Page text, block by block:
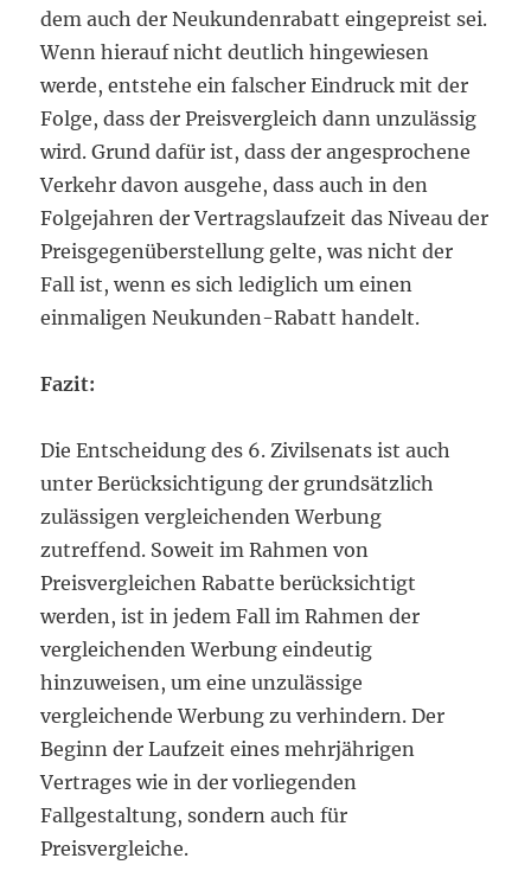
dem auch der Neukundenrabatt eingepreist sei.
Wenn hierauf nicht deutlich hingewiesen
werde, entstehe ein falscher Eindruck mit der
Folge, dass der Preisvergleich dann unzulässig
wird. Grund dafür ist, dass der angesprochene
Verkehr davon ausgehe, dass auch in den
Folgejahren der Vertragslaufzeit das Niveau der
Preisgegenüberstellung gelte, was nicht der
Fall ist, wenn es sich lediglich um einen
einmaligen Neukunden-Rabatt handelt.
Fazit:
Die Entscheidung des 6. Zivilsenats ist auch
unter Berücksichtigung der grundsätzlich
zulässigen vergleichenden Werbung
zutreffend. Soweit im Rahmen von
Preisvergleichen Rabatte berücksichtigt
werden, ist in jedem Fall im Rahmen der
vergleichenden Werbung eindeutig
hinzuweisen, um eine unzulässige
vergleichende Werbung zu verhindern. Der
Beginn der Laufzeit eines mehrjährigen
Vertrages wie in der vorliegenden
Fallgestaltung, sondern auch für
Preisvergleiche.